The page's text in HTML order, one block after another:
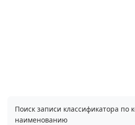
Поиск записи классификатора по
наименованию